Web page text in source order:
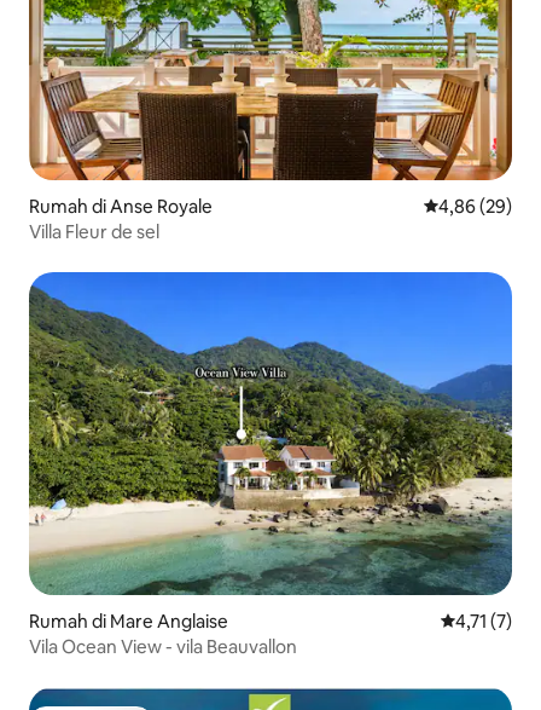
Rumah di Anse Royale Nilai rata-rata
4,86 (29)
Villa Fleur de sel
Rumah di Mare Anglaise Nilai rata-
4,71 (7)
Vila Ocean View - vila Beauvallon